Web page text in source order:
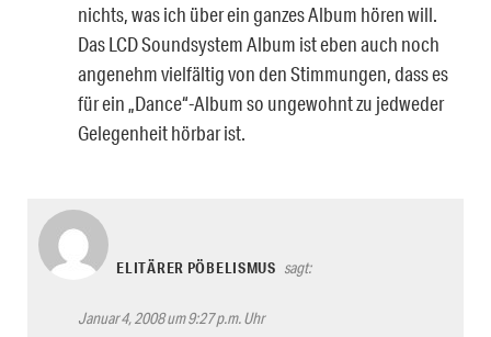
nichts, was ich über ein ganzes Album hören will.
Das LCD Soundsystem Album ist eben auch noch
angenehm vielfältig von den Stimmungen, dass es
für ein „Dance“-Album so ungewohnt zu jedweder
Gelegenheit hörbar ist.
ELITÄRER PÖBELISMUS sagt:
Januar 4, 2008 um 9:27 p.m. Uhr